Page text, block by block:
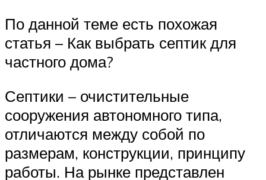
По данной теме есть похожая
статья – Как выбрать септик для
частного дома?
Септики – очистительные
сооружения автономного типа,
отличаются между собой по
размерам, конструкции, принципу
работы. На рынке представлен